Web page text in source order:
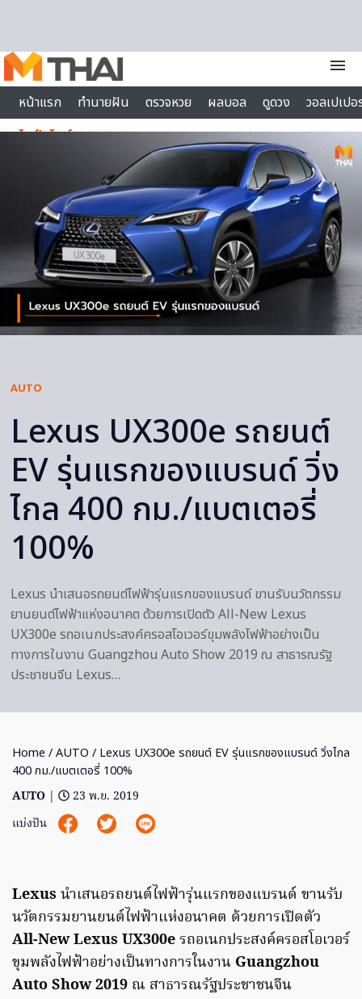
menu
หน้าแรก
ทำนายฝัน ตรวจหวย ผลบอล ดูดวง
วอลเปเป
ไลฟ์สไตล์
AUTO
Lexus UX300e รถยนต์
EV รุ่นแรกของแบรนด์ วิ่ง
ไกล 400 กม./แบตเตอรี่
100%
Lexus นำเสนอรถยนต์ไฟฟ้ารุ่นแรกของแบรนด์ ขานรับนวัตกรรม
ยานยนต์ไฟฟ้าแห่งอนาคต ด้วยการเปิดตัว All-New Lexus
UX300e รถอเนกประสงค์ครอสโอเวอร์ขุมพลังไฟฟ้าอย่างเป็น
ทางการในงาน Guangzhou Auto Show 2019 ณ สาธารณรัฐ
ประชาชนจีน Lexus…
Home /AUTO / Lexus UX300e รถยนต์ EV รุ่นแรกของแบรนด์ วิ่งไกล
400 กม./แบตเตอรี่ 100%
AUTO |
23 พ.ย. 2019
แบ่งปัน
Lexus นำเสนอรถยนต์ไฟฟ้ารุ่นแรกของแบรนด์ ขานรับ
นวัตกรรมยานยนต์ไฟฟ้าแห่งอนาคต ด้วยการเปิดตัว
All-New Lexus UX300eรถอเนกประสงค์ครอสโอเวอร์
ขุมพลังไฟฟ้าอย่างเป็นทางการในงาน Guangzhou
Auto Show 2019 ณ สาธารณรัฐประชาชนจีน